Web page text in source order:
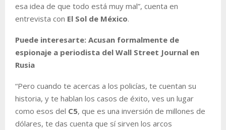
esa idea de que todo está muy mal”, cuenta en
entrevista con El Sol de México.
Puede interesarte: Acusan formalmente de
espionaje a periodista del Wall Street Journal en
Rusia
“Pero cuando te acercas a los policías, te cuentan su
historia, y te hablan los casos de éxito, ves un lugar
como esos del C5, que es una inversión de millones de
dólares, te das cuenta que sí sirven los arcos